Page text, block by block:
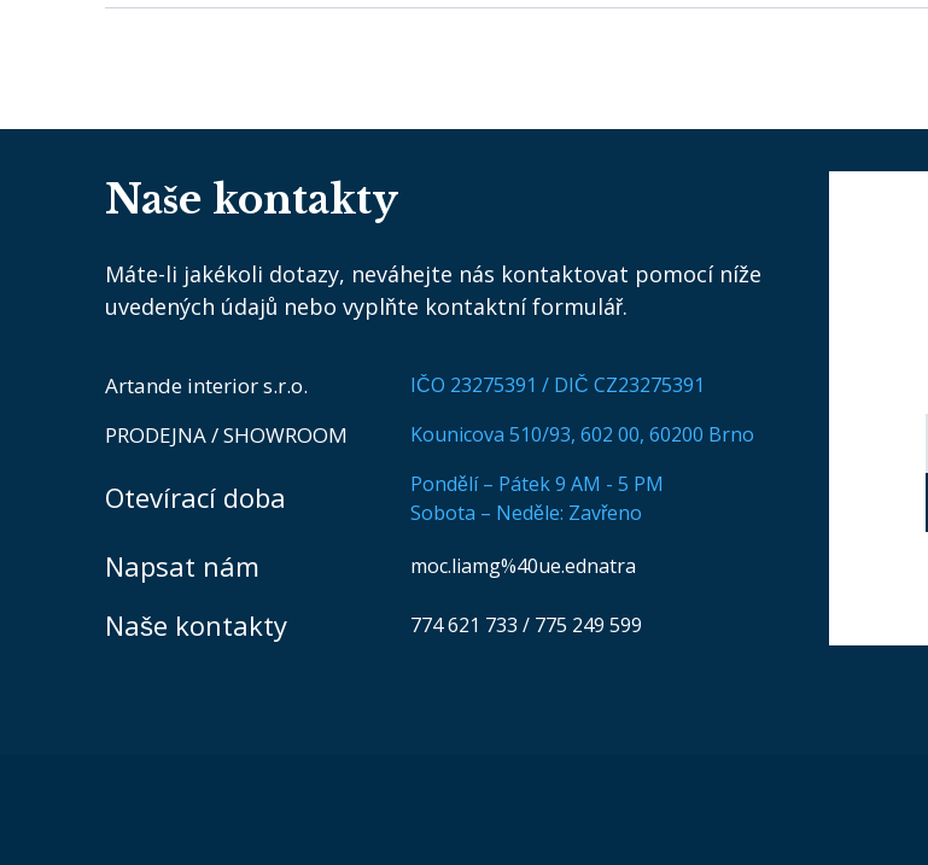
Naše kontakty
Máte-li jakékoli dotazy, neváhejte nás kontaktovat pomocí níže
uvedených údajů nebo vyplňte kontaktní formulář.
Artande interior s.r.o. IČO 23275391 / DIČ CZ23275391
PRODEJNA / SHOWROOM Kounicova 510/93, 602 00, 60200 Brno
Otevírací doba
Pondělí – Pátek 9 AM - 5 PM
Sobota – Neděle: Zavřeno
Napsat nám moc.liamg%40ue.ednatra
Naše kontakty 774 621 733 / 775 249 599